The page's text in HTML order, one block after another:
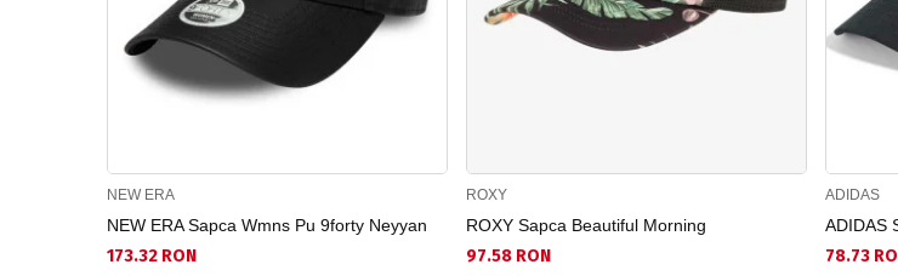
NEW ERA
NEW ERA Sapca Wmns Pu 9forty Neyyan
173.32 RON
ROXY
ROXY Sapca Beautiful Morning
97.58 RON
ADIDAS
ADIDAS
78.73